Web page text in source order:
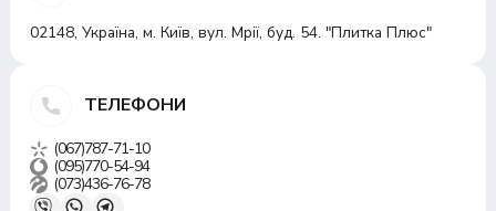
02148, Україна, м. Київ, вул. Мрії, буд. 54. "Плитка Плюс"
ТЕЛЕФОНИ
(067)787-71-10
(095)770-54-94
(073)436-76-78